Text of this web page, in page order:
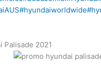
#hyundaiworldwide
Palisade 2021